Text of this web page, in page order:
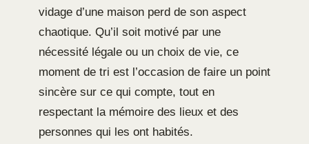
vidage d’une maison perd de son aspect
chaotique. Qu’il soit motivé par une
nécessité légale ou un choix de vie, ce
moment de tri est l’occasion de faire un point
sincère sur ce qui compte, tout en
respectant la mémoire des lieux et des
personnes qui les ont habités.